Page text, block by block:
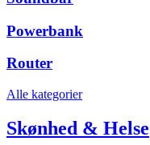
Powerbank
Router
Alle kategorier
Skønhed & Helse